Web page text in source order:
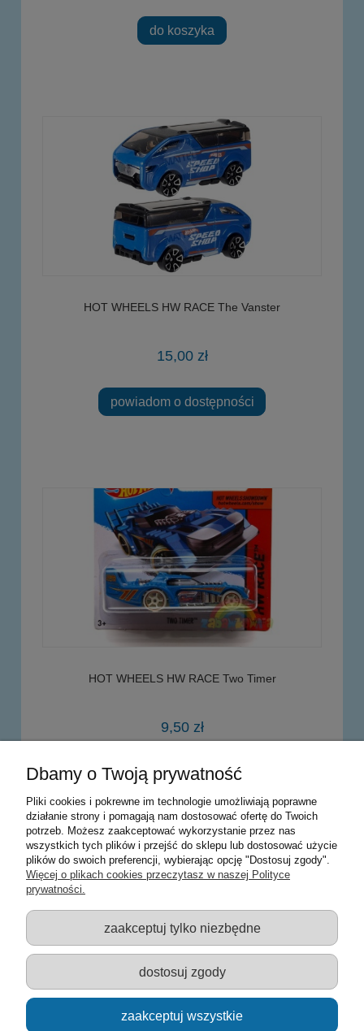
do koszyka
HOT WHEELS HW RACE The Vanster
15,00 zł
powiadom o dostępności
HOT WHEELS HW RACE Two Timer
9,50 zł
powiadom o dostępności
Warunki zakupów
Moje konto
Informacje o sklepie
Sklep z zabawkami Łódź :: Hurownia zabawek :: Zabawki
edukacyjne :: Zestawy artystyczne :: Zabawki :: samochody Welly
:: Zabawkownia :: zabawki dla dzieci :: Lalki :: Klocki :: Artykuły
szkolne ::
Dbamy o Twoją prywatność
Pliki cookies i pokrewne im technologie umożliwiają poprawne
działanie strony i pomagają nam dostosować ofertę do Twoich
potrzeb. Możesz zaakceptować wykorzystanie przez nas
wszystkich tych plików i przejść do sklepu lub dostosować użycie
plików do swoich preferencji, wybierając opcję "Dostosuj zgody".
Więcej o plikach cookies przeczytasz w naszej Polityce
prywatności.
zaakceptuj tylko niezbędne
dostosuj zgody
zaakceptuj wszystkie